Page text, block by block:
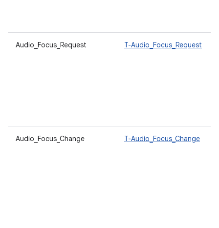
Audio_Focus_Request T-Audio_Focus_Request
Audio_Focus_Change T-Audio_Focus_Change